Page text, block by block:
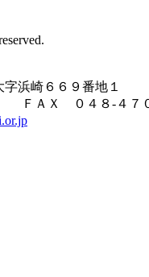
浜崎６６９番地１
ＡＸ ０４８-４７